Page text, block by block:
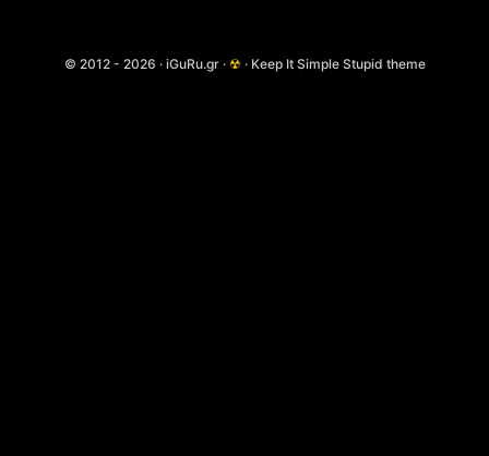
© 2012 - 2026 · iGuRu.gr · ☢ · Keep It Simple Stupid theme